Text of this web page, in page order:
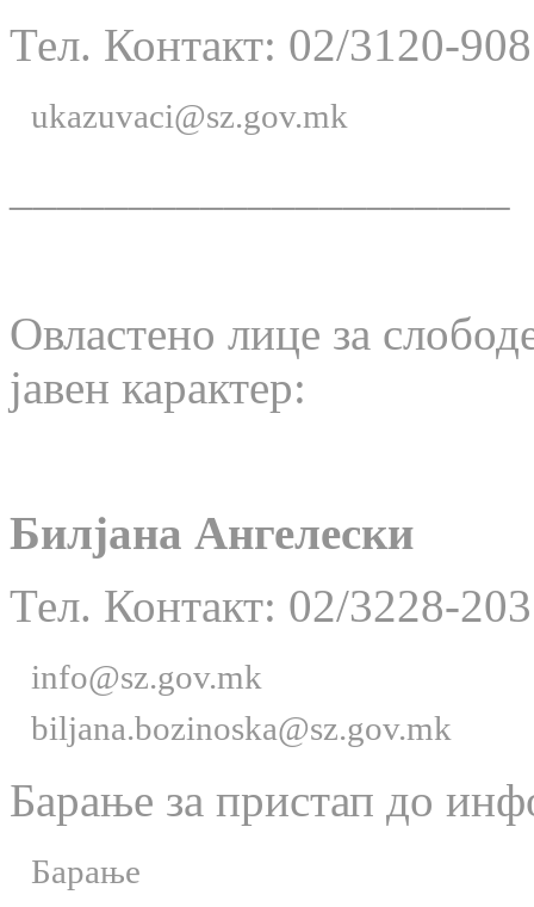
Тел. Контакт: 02/3120-908
ukazuvaci@sz.gov.mk
Овластено лице за
јавен карактер:
Билјана Ангелески
Тел. Контакт: 02/3228-203
info@sz.gov.mk
biljana.bozinoska@sz.gov.mk
Барање за пристап до
Барање